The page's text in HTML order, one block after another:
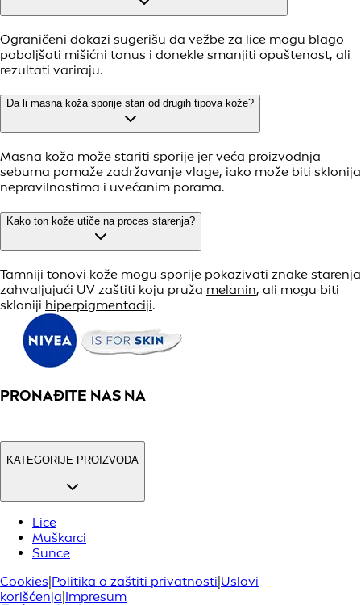
Ograničeni dokazi sugerišu da vežbe za lice mogu blago
poboljšati mišićni tonus i donekle smanjiti opuštenost, ali
rezultati variraju.
Da li masna koža sporije stari od drugih tipova kože?
Masna koža može stariti sporije jer veća proizvodnja
sebuma pomaže zadržavanje vlage, iako može biti sklonija
nepravilnostima i uvećanim porama.
Kako ton kože utiče na proces starenja?
Tamniji tonovi kože mogu sporije pokazivati znake starenja
zahvaljujući UV zaštiti koju pruža melanin, ali mogu biti
skloniji hiperpigmentaciji.
PRONAĐITE NAS NA
KATEGORIJE PROIZVODA
Lice
Muškarci
Sunce
Cookies|Politika o zaštiti privatnosti|Uslovi
korišćenja|Impresum